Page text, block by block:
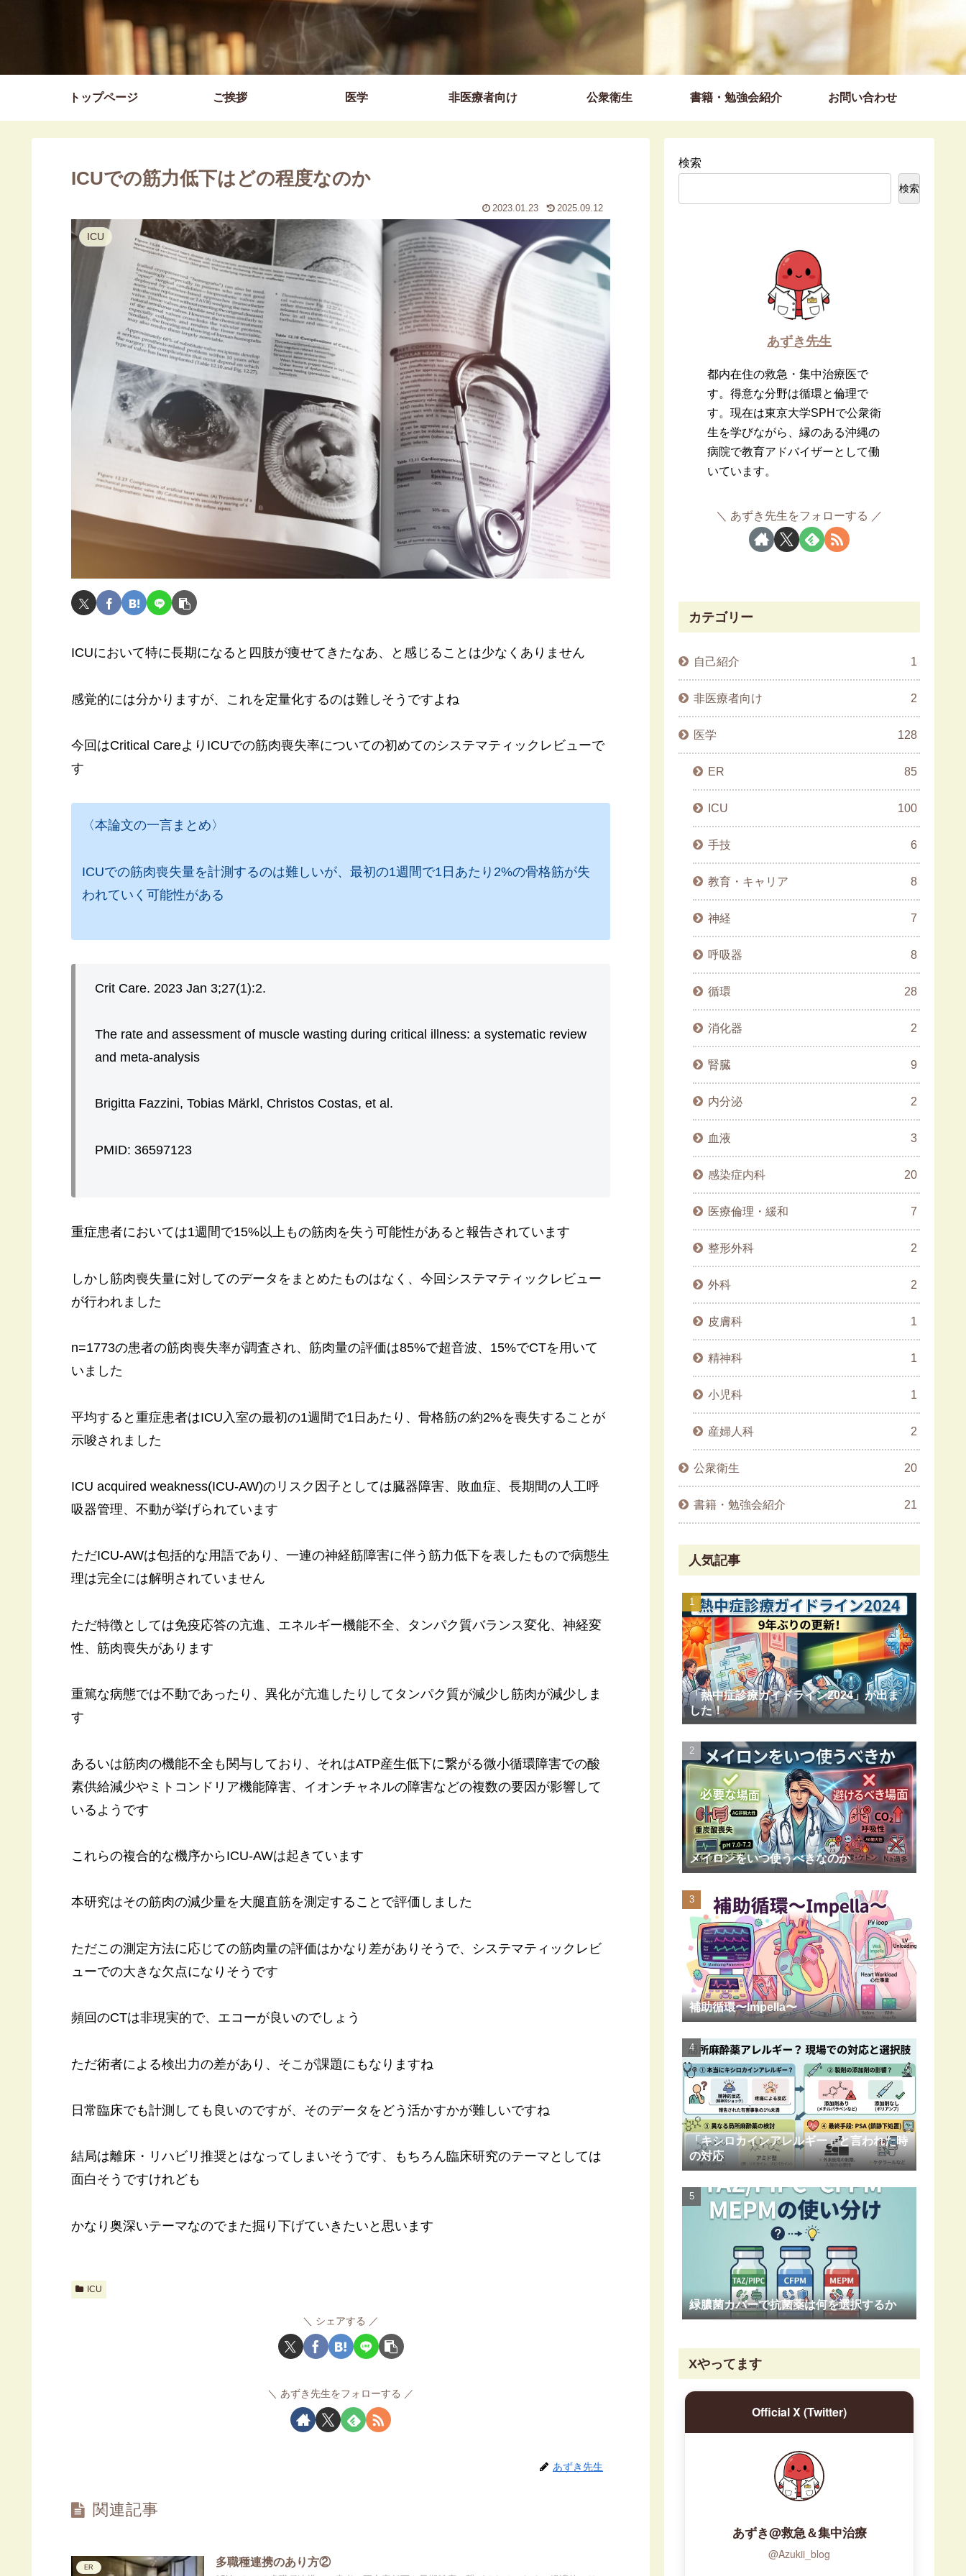
トップページ ご挨拶 医学 非医療者向け 公衆衛生 書籍・勉強会紹介 お問い合わせ
ICUでの筋力低下はどの程度なのか
2023.01.23 2025.09.12
ICU
ICUにおいて特に長期になると四肢が痩せてきたなあ、と感じることは少なくありません
感覚的には分かりますが、これを定量化するのは難しそうですよね
今回はCritical CareよりICUでの筋肉喪失率についての初めてのシステマティックレビューで
す
〈本論文の一言まとめ〉
ICUでの筋肉喪失量を計測するのは難しいが、最初の1週間で1日あたり2%の骨格筋が失
われていく可能性がある
Crit Care. 2023 Jan 3;27(1):2.
The rate and assessment of muscle wasting during critical illness: a systematic review
and meta-analysis
Brigitta Fazzini, Tobias Märkl, Christos Costas, et al.
PMID: 36597123
重症患者においては1週間で15%以上もの筋肉を失う可能性があると報告されています
しかし筋肉喪失量に対してのデータをまとめたものはなく、今回システマティックレビュー
が行われました
n=1773の患者の筋肉喪失率が調査され、筋肉量の評価は85%で超音波、15%でCTを用いて
いました
平均すると重症患者はICU入室の最初の1週間で1日あたり、骨格筋の約2%を喪失することが
示唆されました
ICU acquired weakness(ICU-AW)のリスク因子としては臓器障害、敗血症、長期間の人工呼
吸器管理、不動が挙げられています
ただICU-AWは包括的な用語であり、一連の神経筋障害に伴う筋力低下を表したもので病態生
理は完全には解明されていません
ただ特徴としては免疫応答の亢進、エネルギー機能不全、タンパク質バランス変化、神経変
性、筋肉喪失があります
重篤な病態では不動であったり、異化が亢進したりしてタンパク質が減少し筋肉が減少しま
す
あるいは筋肉の機能不全も関与しており、それはATP産生低下に繋がる微小循環障害での酸
素供給減少やミトコンドリア機能障害、イオンチャネルの障害などの複数の要因が影響して
いるようです
これらの複合的な機序からICU-AWは起きています
本研究はその筋肉の減少量を大腿直筋を測定することで評価しました
ただこの測定方法に応じての筋肉量の評価はかなり差がありそうで、システマティックレビ
ューでの大きな欠点になりそうです
頻回のCTは非現実的で、エコーが良いのでしょう
ただ術者による検出力の差があり、そこが課題にもなりますね
日常臨床でも計測しても良いのですが、そのデータをどう活かすかが難しいですね
結局は離床・リハビリ推奨とはなってしまいそうです、もちろん臨床研究のテーマとしては
面白そうですけれども
かなり奥深いテーマなのでまた掘り下げていきたいと思います
ICU
シェアする
あずき先生をフォローする
あずき先生
関連記事
ER 多職種連携のあり方②
検索
検索
あずき先生
都内在住の救急・集中治療医で
す。得意な分野は循環と倫理で
す。現在は東京大学SPHで公衆衛
生を学びながら、縁のある沖縄の
病院で教育アドバイザーとして働
いています。
あずき先生をフォローする
カテゴリー
自己紹介 1
非医療者向け 2
医学 128
ER 85
ICU 100
手技 6
教育・キャリア 8
神経 7
呼吸器 8
循環 28
消化器 2
腎臓 9
内分泌 2
血液 3
感染症内科 20
医療倫理・緩和 7
整形外科 2
外科 2
皮膚科 1
精神科 1
小児科 1
産婦人科 2
公衆衛生 20
書籍・勉強会紹介 21
人気記事
「熱中症診療ガイドライン2024」が出ま
した！
メイロンをいつ使うべきなのか
補助循環〜Impella〜
「キシロカインアレルギー」と言われた時
の対応
緑膿菌カバーで抗菌薬は何を選択するか
Xやってます
Official X (Twitter)
あずき@救急＆集中治療
@Azukii_blog